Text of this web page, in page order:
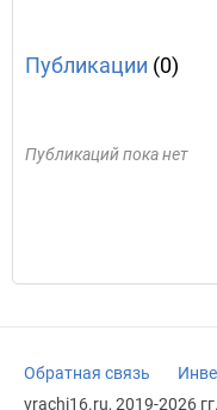
Публикации (0)
Публикаций пока нет
Обратная связь
vrachi16.ru, 2019-2026 гг.